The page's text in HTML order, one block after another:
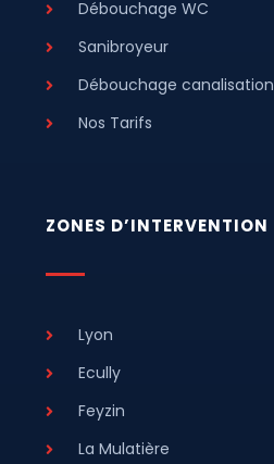
Débouchage WC
Sanibroyeur
Débouchage canalisation
Nos Tarifs
ZONES D’INTERVENTION
Lyon
Ecully
Feyzin
La Mulatière